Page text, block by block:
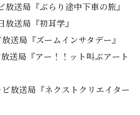
送局『ぶらり途中下車の旅』
送局『初耳学』
送局『ズームインサタデー』
送局『アー！！ット叫ぶアート
放送局『ネクストクリエイター